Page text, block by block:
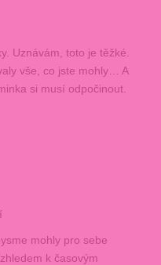
Uznávám, toto je těžké.
vše, co jste mohly… A
si musí odpočinout.
mohly pro sebe
k časovým